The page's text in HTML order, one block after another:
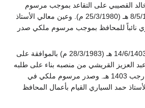
القصيبي على التقاعد بموجب مرسوم
ملكي صدر في 8/5/1400 هـ (25/3/1980 م). وعين معالي الأستاذ
نائباً للمحافظ بموجب مرسوم ملكي صدر
صدر أمر ملكي في 14/6/1403 هـ (28/3/1983 م) بالموافقة على
عبد العزيز القريشي من منصبه بناء على طلبه
اعتباراً من الأول من رجب 1403 هـ. وصدر مرسوم ملكي في
حمد السياري القيام بأعمال المحافظ